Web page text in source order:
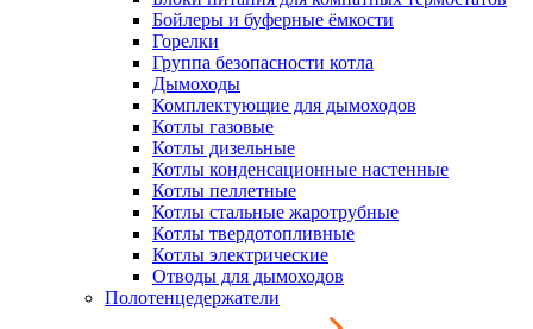
Бойлеры и буферные ёмкости
Горелки
Группа безопасности котла
Дымоходы
Комплектующие для дымоходов
Котлы газовые
Котлы дизельные
Котлы конденсационные настенные
Котлы пеллетные
Котлы стальные жаротрубные
Котлы твердотопливные
Котлы электрические
Отводы для дымоходов
Полотенцедержатели